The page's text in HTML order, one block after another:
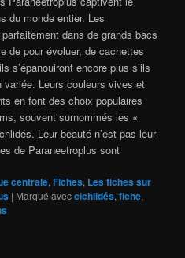
du monde entier. Les
dans de grands bacs
de pour évoluer, de cachettes
s’épanouiront encore plus s’ils
Leurs couleurs vives et
en font des choix populaires
souvent surnommés les «
Leur beauté n’est pas leur
de Paraneetroplus sont
centrale,Fiches, Les fiches sur
| Marqué aveccichlidés,fiche,